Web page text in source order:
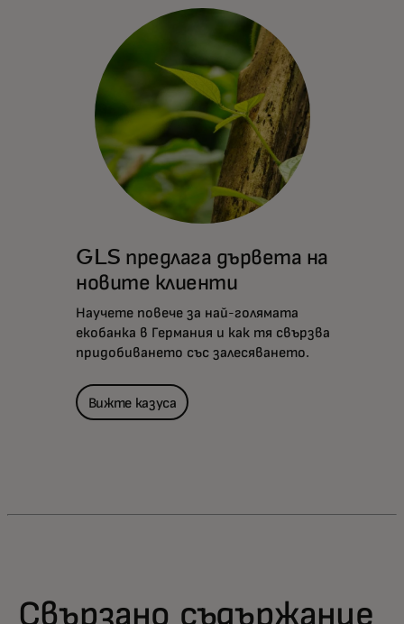
GLS предлага дървета на
новите клиенти
Научете повече за най-голямата
екобанка в Германия и как тя свързва
придобиването със залесяването.
Вижте казуса
Свързано съдържание